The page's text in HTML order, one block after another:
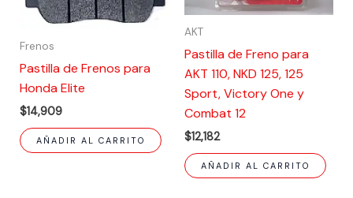
Frenos
Pastilla de Frenos para
Honda Elite
$14,909
AÑADIR AL CARRITO
AKT
Pastilla de Freno para
AKT 110, NKD 125, 125
Sport, Victory One y
Combat 12
$12,182
AÑADIR AL CARRITO